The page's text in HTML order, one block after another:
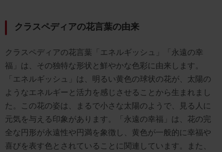
クラスペディアの花言葉の由来
クラスペディアの花言葉「エネルギッシュ」「永遠の幸
福」は、その独特な形状と鮮やかな色彩に由来します。
「エネルギッシュ」は、明るい黄色の球状の花が、太陽の
ようなエネルギーと活力を感じさせることから生まれまし
た。この花の姿は、まるで小さな太陽のようで、見る人に
元気を与える印象があります。「永遠の幸福」は、花の完
全な円形が永遠性や円満を象徴し、黄色が一般的に幸福や
喜びを表す色とされていることに関連しています。また、